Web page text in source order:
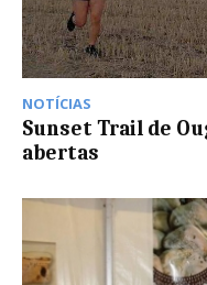
NOTÍCIAS
Sunset Trail de
abertas